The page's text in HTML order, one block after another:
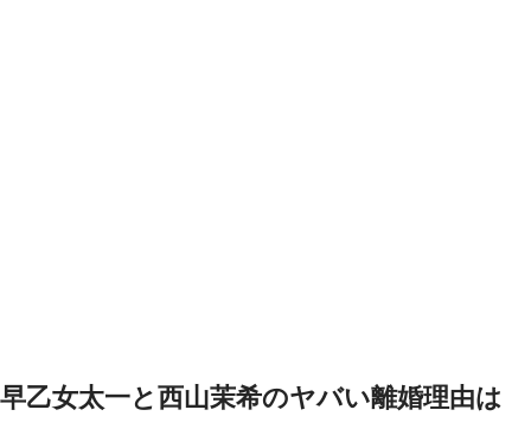
早乙女太一と西山茉希のヤバい離婚理由は